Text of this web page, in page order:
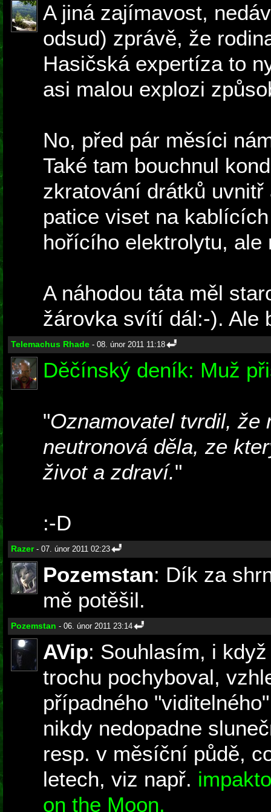
A jiná zajímavost,
odsud) zprávě, že
Hasičská expertíza to
asi malou explozi
No, před pár měsíci
Také tam bouchnul
zkratování drátků
patice viset na
hořícího elektrolytu, ale
A náhodou táta měl
žárovka svítí dál:-). Ale
Telemachus Rhade - 08. únor 2011 11:18
Děčínský deník: Muž
"Oznamovatel tvrdil, že
neutronová děla, ze
život a zdraví."
:-D
Razer- 07. únor 2011 02:23
Pozemstan: Dík za
mě potěšil.
Pozemstan - 06. únor 2011 23:14
AVip: Souhlasím, i
trochu pochyboval,
případného
nikdy nedopadne
resp. v měsíční půdě,
letech, viz např.
on the Moon.